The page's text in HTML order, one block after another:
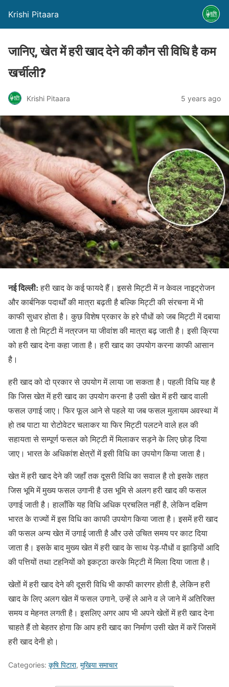
Krishi Pitaara
जानिए, खेत में हरी खाद देने की कौन सी विधि है कम
खर्चीली?
Krishi Pitaara 5 years ago
नई दिल्ली:हरी खाद के कई फायदे हैं। इससे मिट्टी में न केवल नाइट्रोजन
और कार्बनिक पदार्थों की मात्रा बढ़ती है बल्कि मिट्टी की संरचना में भी
काफी सुधार होता है। कुछ विशेष प्रकार के हरे पौधों को जब मिट्टी में दबाया
जाता है तो मिट्टी में नत्रजन या जीवांश की मात्रा बढ़ जाती है। इसी क्रिया
को हरी खाद देना कहा जाता है। हरी खाद का उपयोग करना काफी आसान
है।
हरी खाद को दो प्रकार से उपयोग में लाया जा सकता है। पहली विधि यह है
कि जिस खेत में हरी खाद का उपयोग करना है उसी खेत में हरी खाद वाली
फसल उगाई जाए। फिर फूल आने से पहले या जब फसल मुलायम अवस्था में
हो तब पाटा या रोटोवेटर चलाकर या फिर मिट्टी पलटने वाले हल की
सहायता से सम्पूर्ण फसल को मिट्टी में मिलाकर सड़ने के लिए छोड़ दिया
जाए। भारत के अधिकांश क्षेत्रों में इसी विधि का उपयोग किया जाता है।
खेत में हरी खाद देने की जहाँ तक दूसरी विधि का सवाल है तो इसके तहत
जिस भूमि में मुख्य फसल उगानी है उस भूमि से अलग हरी खाद की फसल
उगाई जाती है। हालाँकि यह विधि अधिक प्रचलित नहीं है, लेकिन दक्षिण
भारत के राज्यों में इस विधि का काफी उपयोग किया जाता है। इसमें हरी खाद
की फसल अन्य खेत में उगाई जाती है और उसे उचित समय पर काट दिया
जाता है। इसके बाद मुख्य खेत में हरी खाद के साथ पेड़-पौधों व झाड़ियों आदि
की पत्तियों तथा टहनियों को इकट्ठा करके मिट्टी में मिला दिया जाता है।
खेतों में हरी खाद देने की दूसरी विधि भी काफी कारगर होती है, लेकिन हरी
खाद के लिए अलग खेत में फसल उगाने, उन्हें ले आने व ले जाने में अतिरिक्त
समय व मेहनत लगती है। इसलिए अगर आप भी अपने खेतों में हरी खाद देना
चाहते हैं तो बेहतर होगा कि आप हरी खाद का निर्माण उसी खेत में करें जिसमें
हरी खाद देनी हो।
Categories: कृषि पिटारा, मुखिया समाचार